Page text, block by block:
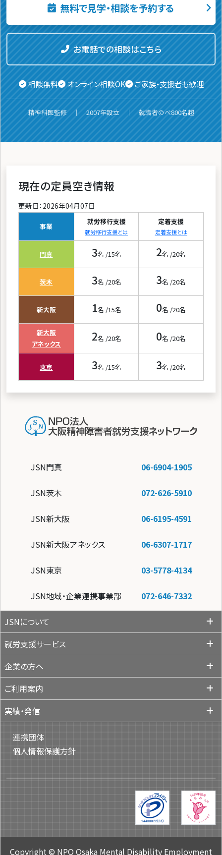
無料で見学・相談を予約する
お電話での相談はこちら
相談無料 オンライン相談OK ご家族・支援者も歓迎
精神科医監修 ｜ 2007年設立 ｜ 就職者のべ800名超
現在の定員空き情報
更新日：2026年04月07日
事業
就労移行支援
就労移行支援とは
定着支援
定着支援とは
門真 3名 /15名 2名 /20名
茨木 3名 /20名 3名 /20名
新大阪 1名 /15名 0名 /20名
新大阪
アネックス
2名 /20名 0名 /20名
東京 3名 /15名 3名 /20名
JSN門真 06-6904-1905
JSN茨木 072-626-5910
JSN新大阪 06-6195-4591
JSN新大阪アネックス 06-6307-1717
JSN東京 03-5778-4134
JSN地域・企業連携事業部 072-646-7332
JSNについて
就労支援サービス
企業の方へ
ご利用案内
実績・発信
連携団体
個人情報保護方針
Copyright © NPO Osaka Mental Disability Employment